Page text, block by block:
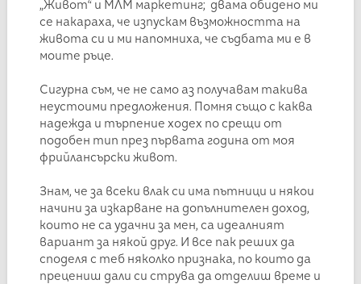
„Живот“ и МЛМ маркетинг; двама обидено ми
се накараха, че изпускам възможността на
живота си и ми напомниха, че съдбата ми е в
моите ръце.
Сигурна съм, че не само аз получавам такива
неустоими предложения. Помня също с каква
надежда и търпение ходех по срещи от
подобен тип през първата година от моя
фрийлансърски живот.
Знам, че за всеки влак си има пътници и някои
начини за изкарване на допълнителен доход,
които не са удачни за мен, са идеалният
вариант за някой друг. И все пак реших да
споделя с теб няколко признака, по които да
прецениш дали си струва да отделиш време и